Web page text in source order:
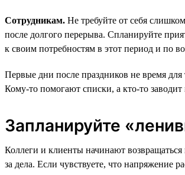
Сотрудникам. Не требуйте от себя
после долгого перерыва. Спланируйте
к своим потребностям в этот период и по
Первые дни после праздников не время
Кому-то помогают списки, а кто-то
Запланируйте
Коллеги и клиенты начинают
за дела. Если чувствуете, что напряжение